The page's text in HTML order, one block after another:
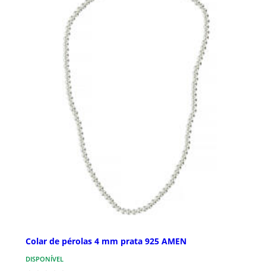
Colar de pérolas 4 mm prata 925 AMEN
DISPONÍVEL